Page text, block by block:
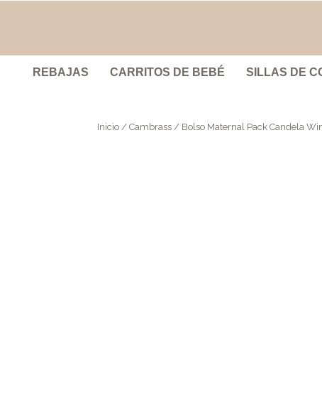
REBAJAS CARRITOS DE BEBÉ SILLAS DE
Inicio / Cambrass / Bolso Maternal Pack Candela